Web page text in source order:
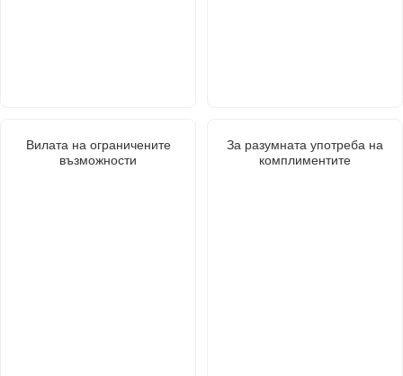
Вилата на ограничените
възможности
За разумната употреба на
комплиментите